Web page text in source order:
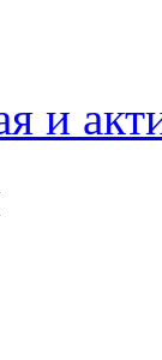
и